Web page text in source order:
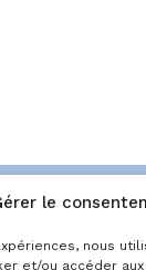
le
nous
et/ou accéder
CGU